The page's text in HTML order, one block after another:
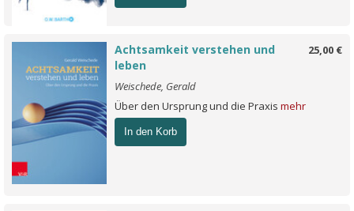
25,00 €
Achtsamkeit verstehen und
leben
Weischede, Gerald
Über den Ursprung und die Praxis mehr
In den Korb